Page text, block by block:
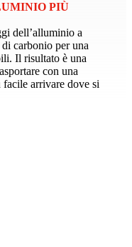
PIÙ
dell’alluminio a
carbonio per una
Il risultato è una
con una
arrivare dove si